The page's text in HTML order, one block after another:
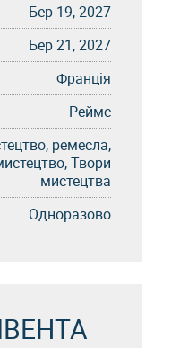
Бер 19, 2027
Бер 21, 2027
Франція
Реймс
ремесла,
Твори
мистецтва
Одноразово